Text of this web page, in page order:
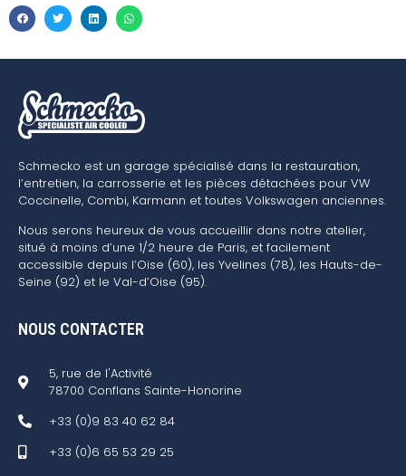
Schmecko est un garage spécialisé dans la restauration,
l’entretien, la carrosserie et les pièces détachées pour VW
Coccinelle, Combi, Karmann et toutes Volkswagen anciennes.
Nous serons heureux de vous accueillir dans notre atelier,
situé à moins d’une 1/2 heure de Paris, et facilement
accessible depuis l’Oise (60), les Yvelines (78), les Hauts-de-
Seine (92) et le Val-d’Oise (95).
NOUS CONTACTER
5, rue de l'Activité
78700 Conflans Sainte-Honorine
+33 (0)9 83 40 62 84
+33 (0)6 65 53 29 25